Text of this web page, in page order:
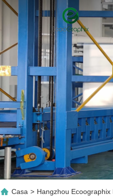
Casa > Hangzhou